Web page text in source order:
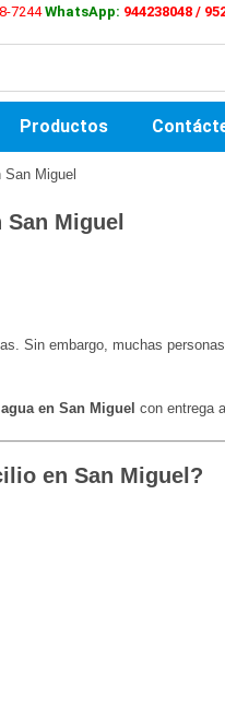
7244WhatsApp: 944238048 /
Productos
Miguel
Sin embargo, muchas
en San Miguel con entrega
en San Miguel?